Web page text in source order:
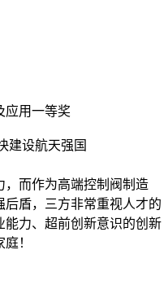
应用一等奖
建设航天强国
，而作为高端控制阀制造
盾，三方非常重视人才的
能力、超前创新意识的创新
！